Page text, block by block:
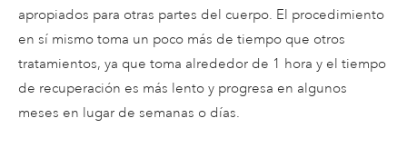
apropiados para otras partes del cuerpo. El procedimiento
en sí mismo toma un poco más de tiempo que otros
tratamientos, ya que toma alrededor de 1 hora y el tiempo
de recuperación es más lento y progresa en algunos
meses en lugar de semanas o días.